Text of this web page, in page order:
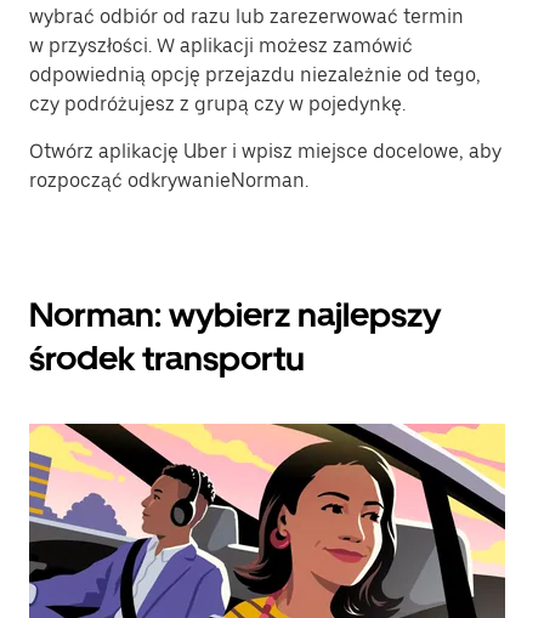
wybrać odbiór od razu lub zarezerwować termin
w przyszłości. W aplikacji możesz zamówić
odpowiednią opcję przejazdu niezależnie od tego,
czy podróżujesz z grupą czy w pojedynkę.
Otwórz aplikację Uber i wpisz miejsce docelowe, aby
rozpocząć odkrywanieNorman.
Norman: wybierz najlepszy
środek transportu